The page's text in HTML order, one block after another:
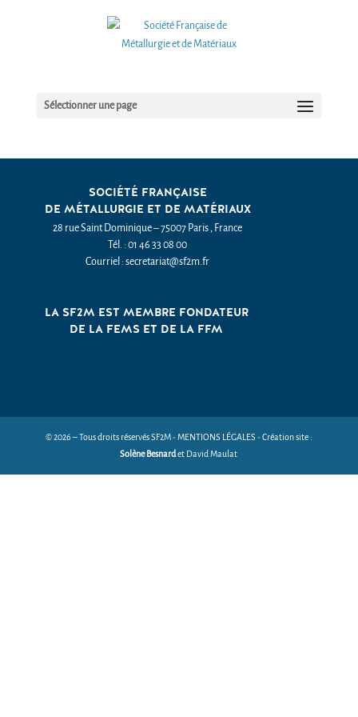
Sélectionner une page
SOCIÉTÉ FRANÇAISE
DE MÉTALLURGIE ET DE MATÉRIAUX
28 rue Saint Dominique – 75007 Paris , France
Tél. : 01 46 33 08 00
Courriel : secretariat@sf2m.fr
LA SF2M EST MEMBRE FONDATEUR
DE LA FEMS ET DE LA FFM
© 2026 – Tous droits réservés SF2M - MENTIONS LÉGALES - Création site :
Solène Besnardet David Maulat